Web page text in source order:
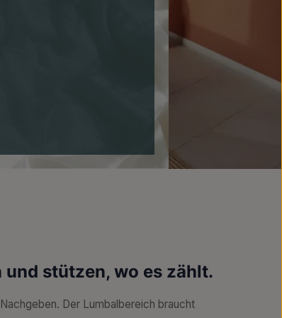
und stützen, wo es zählt.
Der Lumbalbereich braucht